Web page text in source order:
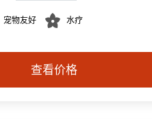
宠物友好 水疗
查看价格